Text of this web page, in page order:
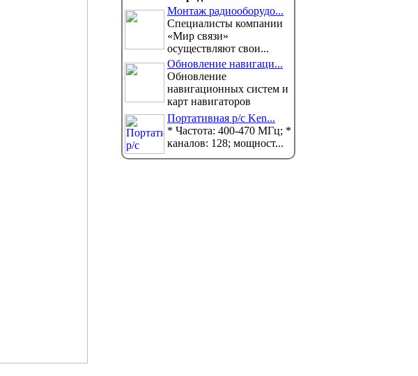
Монтаж радиооборудо...
Специалисты компании
«Мир связи»
осуществляют свои...
Обновление навигаци...
Обновление
навигационных систем и
карт навигаторов
Портативная р/с Ken...
* Частота: 400-470 МГц; *
каналов: 128; мощност...